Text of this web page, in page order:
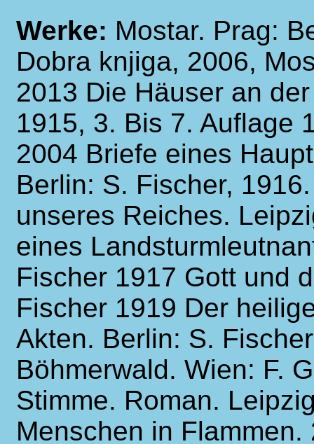
Werke: Mostar. Prag:
Dobra knjiga, 2006,
2013 Die Häuser an
1915, 3. Bis 7. Auflage
2004 Briefe eines
Berlin: S. Fischer,
unseres Reiches.
eines
Fischer 1917 Gott und
Fischer 1919 Der
Akten. Berlin: S.
Böhmerwald. Wien: F.
Stimme. Roman.
Menschen in